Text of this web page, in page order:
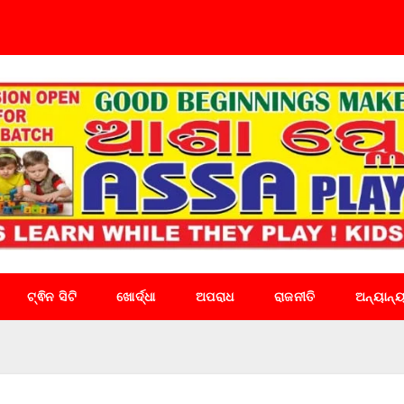
ଟ୍ଵିନ ସିଟି ଖୋର୍ଦ୍ଧା ଅପରାଧ ରାଜନୀତି